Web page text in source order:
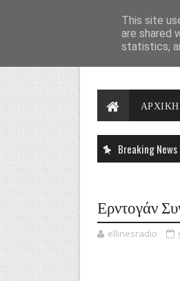
Breaking News
Ερντογάν
ellinesradio
This site
are shared
statistics,